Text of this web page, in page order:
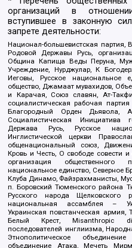
организаций в
вступившее в законную
запрете деятельности:
Национал-большевистская партия,
Родовой Державы Русь,
Община Капища Веды Перуна,
Учреждение, Нурджулар, К
Иеговы, Русское национальное
общество, Джамаат мувахидов,
и Карачая, Союз славян, Ат-
социалистическая рабочая
Благородный Орден Дьявола,
Социалистическая Инициатива
Держава Русь, Русское
Инглистической церкви
общенациональный союз,
Кровь и Честь, О свободе совести
организация общественного
национальное единство, Северное
Клуба Динамо, Файзрахманисты,
п. Боровский Тюменского района
Русского народа Щелковского
национальная ассамблея –
Украинская повстанческая армия,
Белый Крест, Misanthropic
последователей инглиизма,
Этнополитическое
объединение Атака, Мечеть